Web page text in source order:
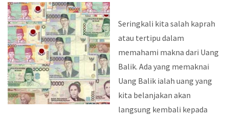
Seringkali kita salah kaprah
atau tertipu dalam
memahami makna dari Uang
Balik. Ada yang memaknai
Uang Balik ialah uang yang
kita belanjakan akan
langsung kembali kepada